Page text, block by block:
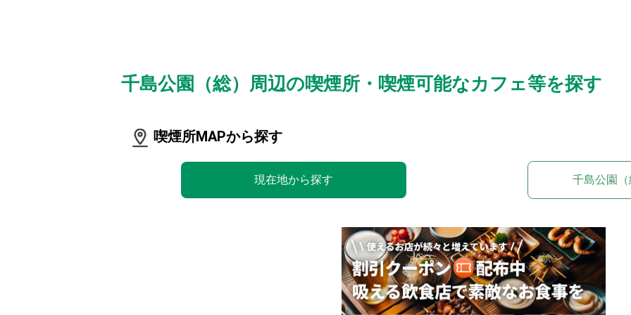
千島公園（総）周辺の喫煙所・喫煙可能なカフェ等を探す
喫煙所MAPから探す
現在地から探す 千島公園